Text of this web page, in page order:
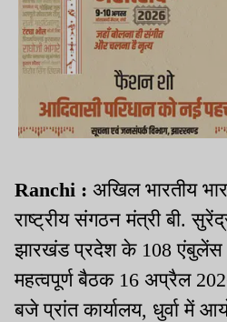
Ranchi : अखिल भारतीय
राष्ट्रीय संगठन मंत्री बी.
झारखंड प्रदेश के 108 एंबुलेंस
महत्वपूर्ण बैठक 16 अप्रैल
बजे प्रांत कार्यालय, धुर्वा में